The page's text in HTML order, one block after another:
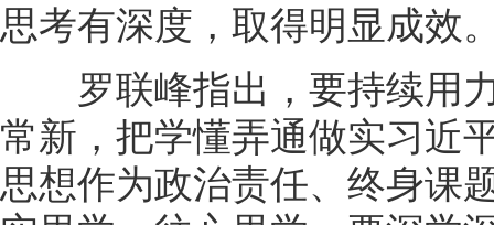
思考有深度，取得明显成效
罗联峰指出，要持续用力
常新，把学懂弄通做实习近
思想作为政治责任、终身课